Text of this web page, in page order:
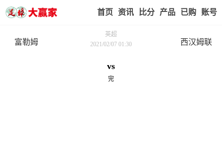
首页 赢家视点赛事比分实战版入口
我的
英超
2021/02/07 01:30
vs
完
富勒姆 西汉姆联